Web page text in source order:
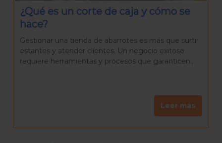
¿Qué necesitas para preparar una
Rosca de Reyes casera?
La Rosca de Reyes es mucho más que un pan
delicioso. Es una tradición que reúne a familiares y
amigos para celebrar el día de Reyes, una...
Leer más